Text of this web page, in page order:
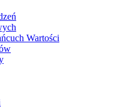
Wartości